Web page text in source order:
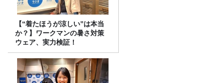
【“着たほうが涼しい”は本当
か？】ワークマンの暑さ対策
ウェア、実力検証！